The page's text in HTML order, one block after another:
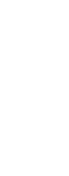
влажность —